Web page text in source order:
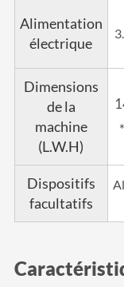
Alimentation
électrique
Dimensions
de la
machine
(L.W.H)
Dispositifs
facultatifs